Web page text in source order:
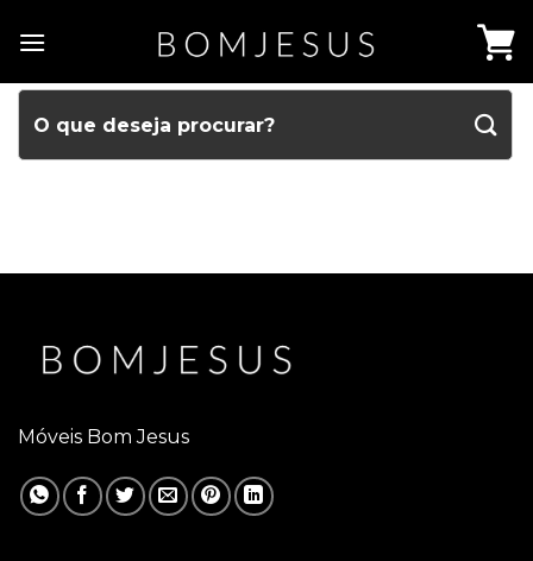
Móveis Bom Jesus